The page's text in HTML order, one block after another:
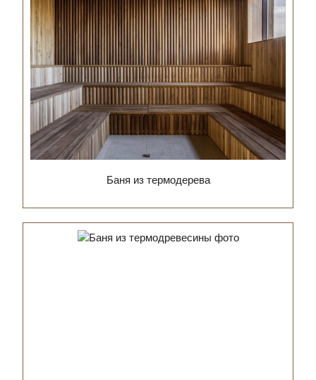
Баня из термодерева